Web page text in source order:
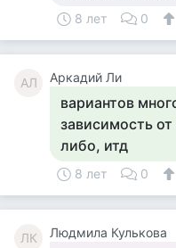
8 лет 0
АЛ Аркадий Ли
вариантов
зависимость
либо, итд
8 лет 0
ЛК Людмила Кулькова